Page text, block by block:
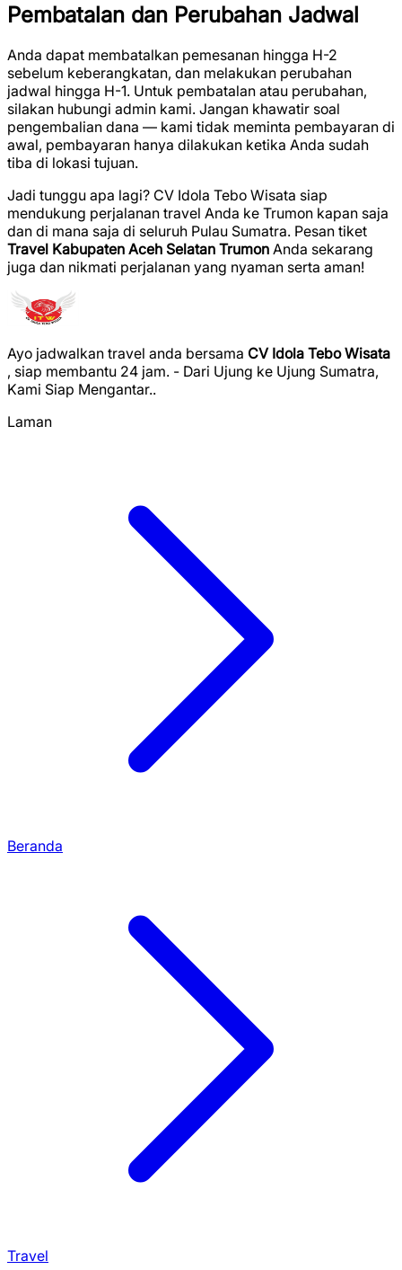
Pembatalan dan Perubahan Jadwal
Anda dapat membatalkan pemesanan hingga H-2
sebelum keberangkatan, dan melakukan perubahan
jadwal hingga H-1. Untuk pembatalan atau perubahan,
silakan hubungi admin kami. Jangan khawatir soal
pengembalian dana — kami tidak meminta pembayaran di
awal, pembayaran hanya dilakukan ketika Anda sudah
tiba di lokasi tujuan.
Jadi tunggu apa lagi? CV Idola Tebo Wisata siap
mendukung perjalanan travel Anda ke Trumon kapan saja
dan di mana saja di seluruh Pulau Sumatra. Pesan tiket
Travel Kabupaten Aceh Selatan Trumon Anda sekarang
juga dan nikmati perjalanan yang nyaman serta aman!
Ayo jadwalkan travel anda bersama CV Idola Tebo Wisata
, siap membantu 24 jam. - Dari Ujung ke Ujung Sumatra,
Kami Siap Mengantar..
Laman
Beranda
Travel